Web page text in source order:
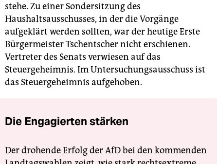
stehe. Zu einer Sondersitzung des
Haushaltsausschusses, in der die Vorgänge
aufgeklärt werden sollten, war der heutige Erste
Bürgermeister Tschentscher nicht erschienen.
Vertreter des Senats verwiesen auf das
Steuergeheimnis. Im Untersuchungsausschuss ist
das Steuergeheimnis aufgehoben.
Die Engagierten stärken
Der drohende Erfolg der AfD bei den kommenden